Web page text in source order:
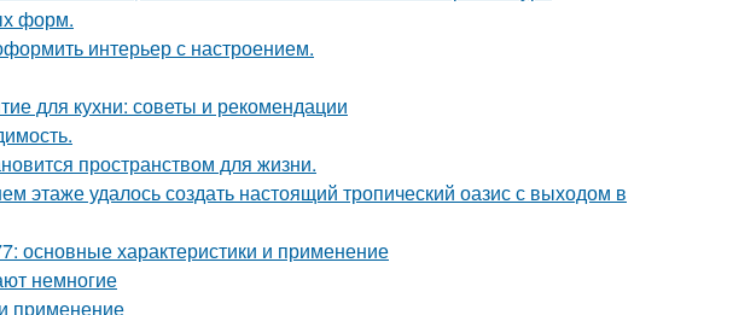
форм.
интерьер с настроением.
для кухни: советы и рекомендации
пространством для жизни.
этаже удалось создать настоящий тропический оазис с выходом в
основные характеристики и применение
немногие
применение